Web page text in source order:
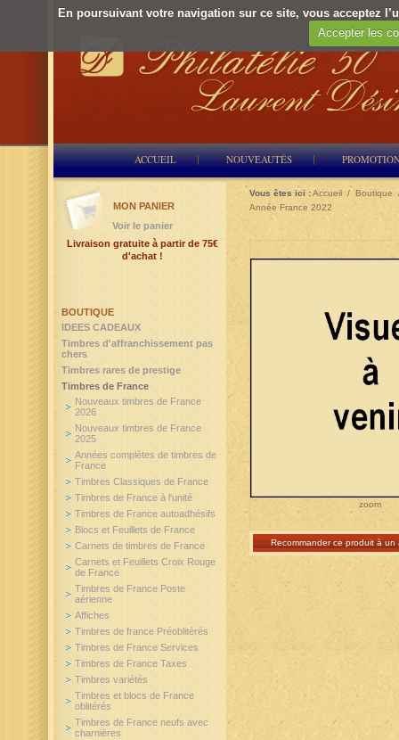
En poursuivant votre navigation sur ce site, vous acceptez
Accepter les
ACCUEIL NOUVEAUTÉS
Vous êtes ici :Accueil / Boutique
Année France 2022
zoom
Recommander ce produit à un
BOUTIQUE
IDEES CADEAUX
Timbres d'affranchissement pas
chers
Timbres rares de prestige
Timbres de France
Nouveaux timbres de France
2026
Nouveaux timbres de France
2025
Années complètes de timbres de
France
Timbres Classiques de France
Timbres de France à l'unité
Timbres de France autoadhésifs
Blocs et Feuillets de France
Carnets de timbres de France
Carnets et Feuillets Croix Rouge
de France
Timbres de France Poste
aérienne
Affiches
Timbres de france Préoblitérés
Timbres de France Services
Timbres de France Taxes
Timbres variétés
Timbres et blocs de France
oblitérés
Timbres de France neufs avec
charnières
MON PANIER
Voir le panier
Livraison gratuite à partir de 75€
d'achat !